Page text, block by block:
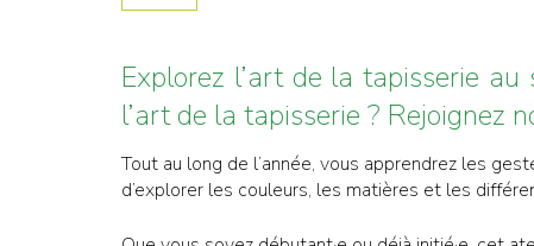
Explorez l’art de la tapisserie
l’art de la tapisserie ? Rejoignez
Tout au long de l’année, vous apprendrez les
d’explorer les couleurs, les matières et les